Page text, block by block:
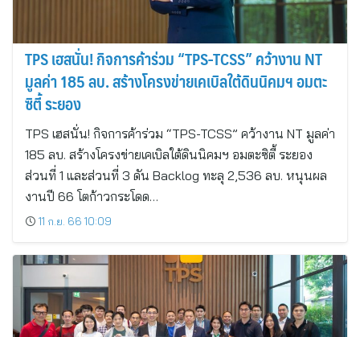
TPS เฮสนั่น! กิจการค้าร่วม “TPS-TCSS” คว้างาน NT
มูลค่า 185 ลบ. สร้างโครงข่ายเคเบิลใต้ดินนิคมฯ อมตะ
ซิตี้ ระยอง
TPS เฮสนั่น! กิจการค้าร่วม “TPS-TCSS” คว้างาน NT มูลค่า
185 ลบ. สร้างโครงข่ายเคเบิลใต้ดินนิคมฯ อมตะซิตี้ ระยอง
ส่วนที่ 1 และส่วนที่ 3 ดัน Backlog ทะลุ 2,536 ลบ. หนุนผล
งานปี 66 โตก้าวกระโดด…
11 ก.ย. 66 10:09